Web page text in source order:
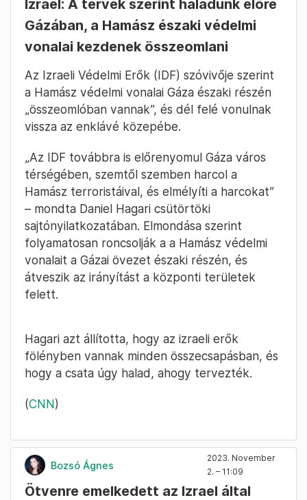
Izrael: A tervek szerint haladunk előre
Gázában, a Hamász északi védelmi
vonalai kezdenek összeomlani
Az Izraeli Védelmi Erők (IDF) szóvivője szerint
a Hamász védelmi vonalai Gáza északi részén
„összeomlóban vannak”, és dél felé vonulnak
vissza az enklávé közepébe.
„Az IDF továbbra is előrenyomul Gáza város
térségében, szemtől szemben harcol a
Hamász terroristáival, és elmélyíti a harcokat”
– mondta Daniel Hagari csütörtöki
sajtónyilatkozatában. Elmondása szerint
folyamatosan roncsolják a a Hamász védelmi
vonalait a Gázai övezet északi részén, és
átveszik az irányítást a központi területek
felett.
Hagari azt állította, hogy az izraeli erők
fölényben vannak minden összecsapásban, és
hogy a csata úgy halad, ahogy tervezték.
(CNN)
Bozsó Ágnes
2023. November
2. – 11:09
Ötvenre emelkedett az Izrael által